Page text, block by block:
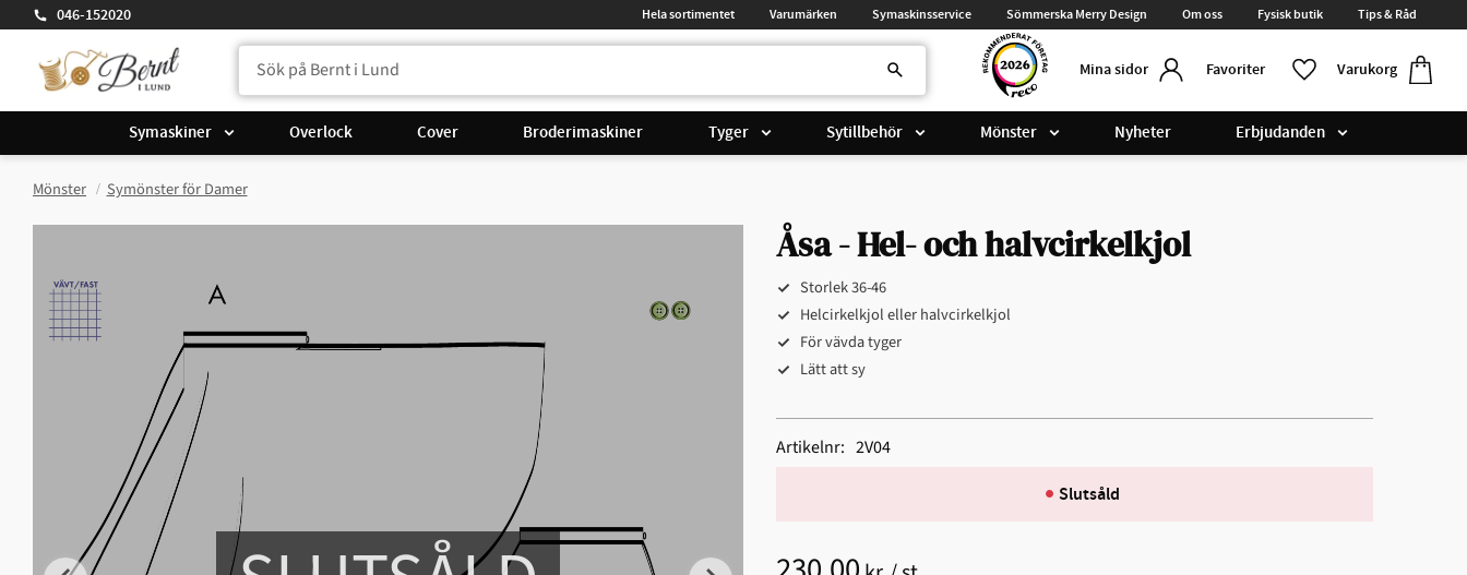
046-152020 Hela sortimentet Varumärken Symaskinsservice Sömmerska Merry Design Om oss Fysisk butik Tips & Råd
Mina sidor Favoriter Varukorg
Favoriter
Symaskiner Overlock Cover Broderimaskiner Tyger Sytillbehör Mönster Nyheter Erbjudanden
Mönster Symönster för Damer
Åsa - Hel- och halvcirkelkjol
Storlek 36-46​​​
Helcirkelkjol eller halvcirkelkjol​
För vävda tyger
Lätt att sy​​
Slutsåld
Artikelnr 2V04